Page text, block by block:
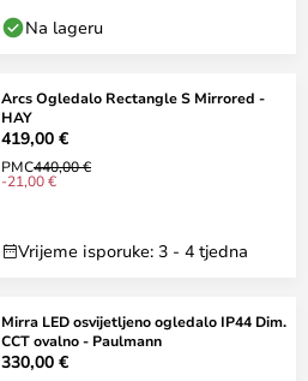
Na lageru
Arcs Ogledalo Rectangle S Mirrored -
HAY
419,00 €
PMC440,00 €
-21,00 €
Vrijeme isporuke: 3 - 4 tjedna
Mirra LED osvijetljeno ogledalo IP44 Dim.
CCT ovalno - Paulmann
330,00 €